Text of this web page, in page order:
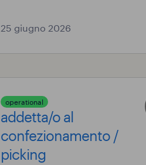
25 giugno 2026
operational
addetta/o al
confezionamento /
picking